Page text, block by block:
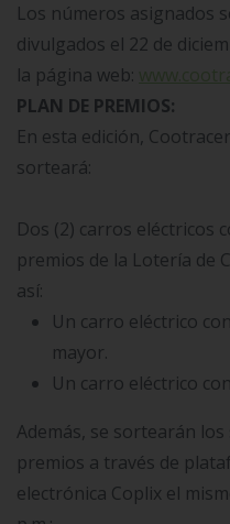
Los números asignados
divulgados el 22 de
la página web:
PLAN DE PREMIOS:
En esta edición,
sorteará:
Dos (2) carros eléctricos
premios de la Lotería de
así:
Un carro eléctrico
mayor.
Un carro eléctrico
Además, se sortearán
premios a través de
electrónica Coplix el